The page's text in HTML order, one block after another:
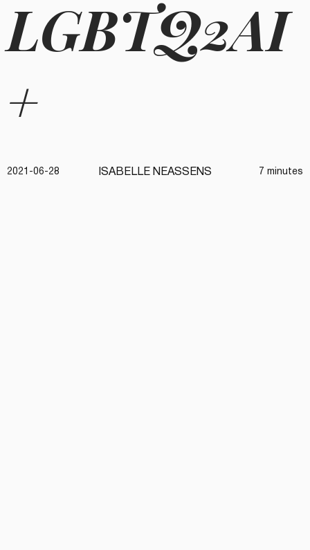
LGBTQ2AI
+
2021-06-28 ISABELLE NEASSENS 7 minutes